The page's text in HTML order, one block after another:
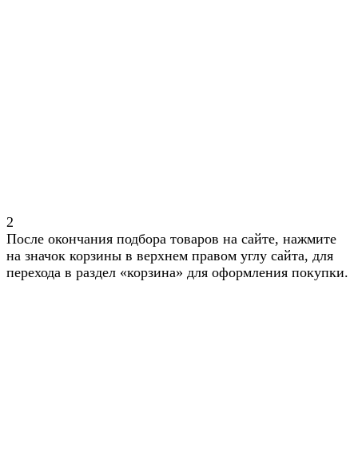
2
После окончания подбора товаров на сайте, нажмите
на значок корзины в верхнем правом углу сайта, для
перехода в раздел «корзина» для оформления покупки.